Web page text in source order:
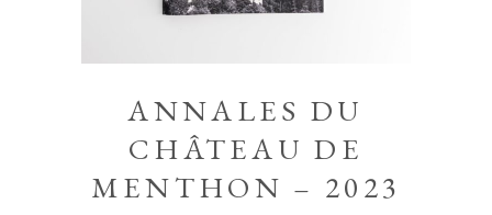
ANNALES DU
CHÂTEAU DE
MENTHON – 2023